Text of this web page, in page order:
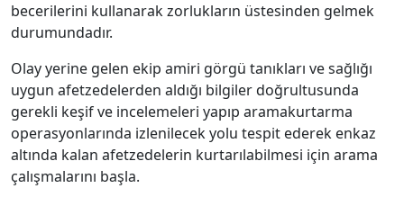
becerilerini kullanarak zorlukların üstesinden gelmek
durumundadır.
Olay yerine gelen ekip amiri görgü tanıkları ve sağlığı
uygun afetzedelerden aldığı bilgiler doğrultusunda
gerekli keşif ve incelemeleri yapıp aramakurtarma
operasyonlarında izlenilecek yolu tespit ederek enkaz
altında kalan afetzedelerin kurtarılabilmesi için arama
çalışmalarını başla.